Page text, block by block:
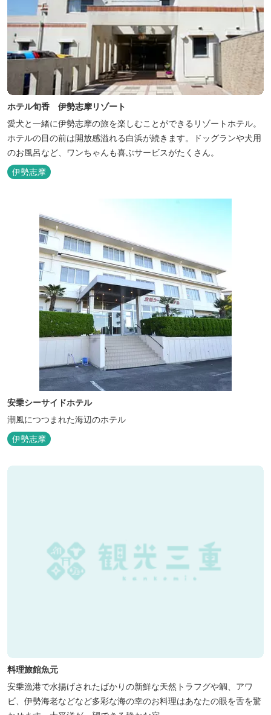
ホテル旬香 伊勢志摩リゾート
愛犬と一緒に伊勢志摩の旅を楽しむことができるリゾートホテル。
ホテルの目の前は開放感溢れる白浜が続きます。ドッグランや犬用
のお風呂など、ワンちゃんも喜ぶサービスがたくさん。
伊勢志摩
安乗シーサイドホテル
潮風につつまれた海辺のホテル
伊勢志摩
料理旅館魚元
安乗漁港で水揚げされたばかりの新鮮な天然トラフグや鯛、アワ
ビ、伊勢海老などなど多彩な海の幸のお料理はあなたの眼を舌を驚